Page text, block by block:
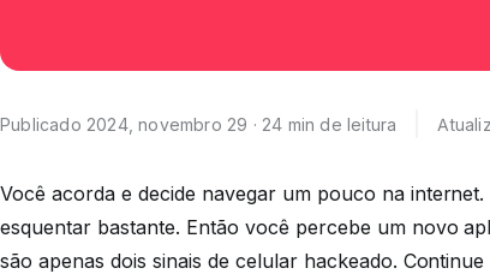
Publicado 2024, novembro 29 · 24 min de leitura
Você acorda e decide navegar um pouco na
esquentar bastante. Então você percebe um novo
são apenas dois sinais de celular hackeado.